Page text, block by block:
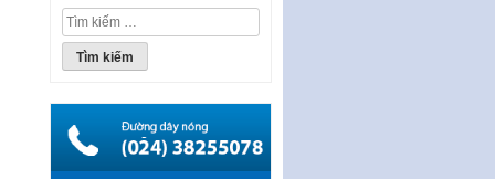
Sửa đổi, bổ sung một số điều
của Thông tư số 320/2016/TT-
BTC của Bộ trưởng Bộ Tài…
Nghị quyết quy định điều kiện,
thủ tục tặng, thu hồi danh hiệu
Tìm
kiếm
cho: